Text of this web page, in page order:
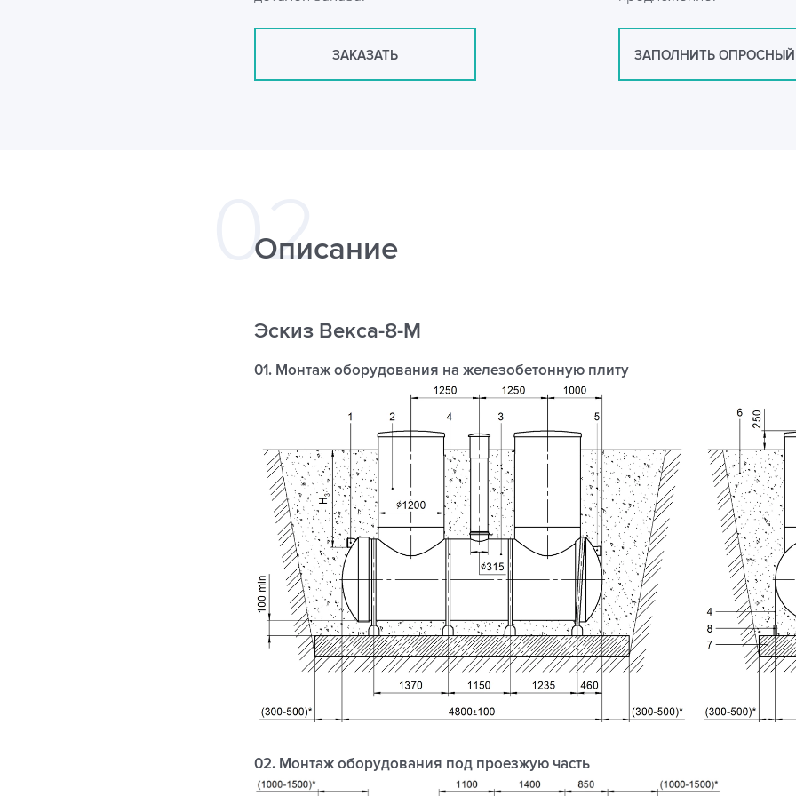
ЗАКАЗАТЬ ЗАПОЛНИТЬ
Описание
Эскиз Векса-8-М
01. Монтаж оборудования на железобетонную плиту
02. Монтаж оборудования под проезжую часть